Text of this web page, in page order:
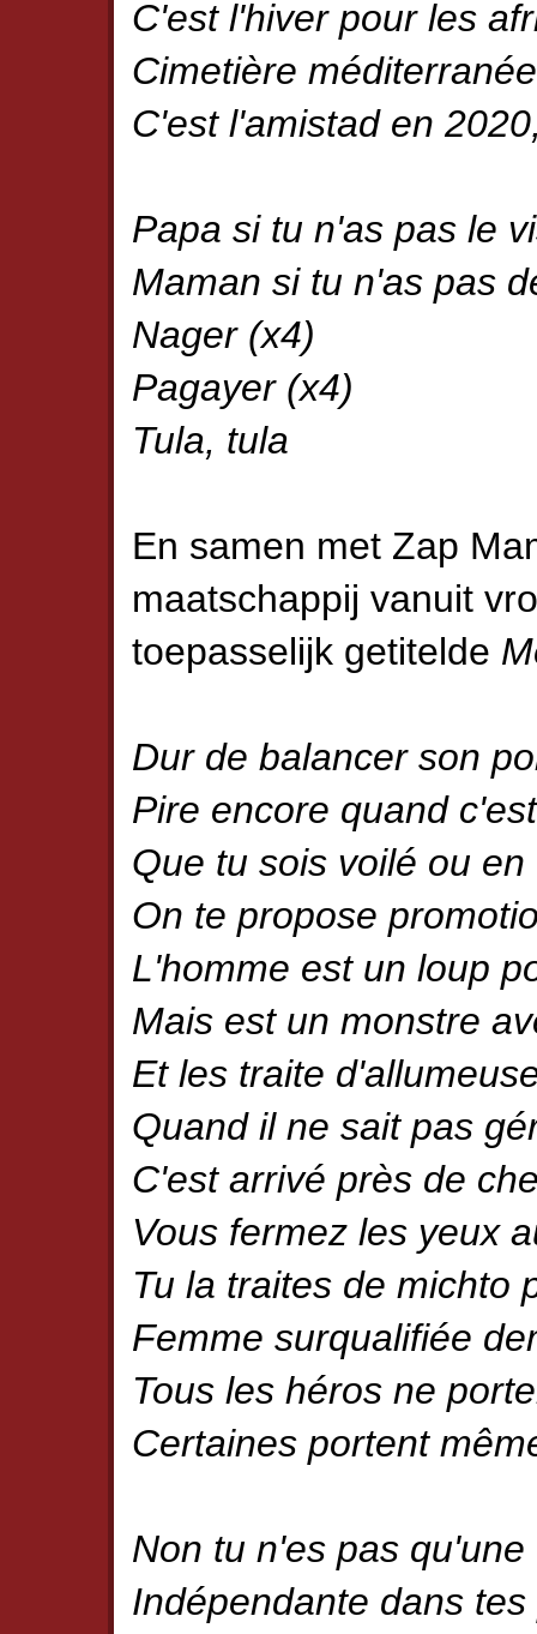
C'est l'hiver pour les
Cimetière
C'est l'amistad en
Papa si tu n'as pas le
Maman si tu n'as pas
Nager (x4)
Pagayer (x4)
Tula, tula
En samen met Zap
maatschappij vanuit
toepasselijk getitelde
Dur de balancer son
Pire encore quand
Que tu sois voilé ou
On te propose
L'homme est un loup
Mais est un monstre
Et les traite
Quand il ne sait pas
C'est arrivé près de
Vous fermez les yeux
Tu la traites de michto
Femme surqualifiée
Tous les héros ne
Certaines portent
Non tu n'es pas
Indépendante dans